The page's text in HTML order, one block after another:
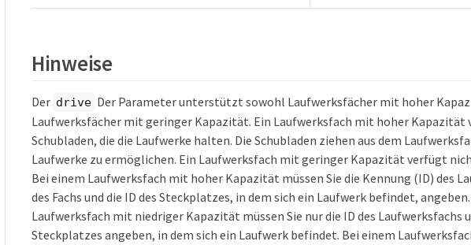
Hinweise
Der drive Der Parameter unterstützt sowohl Laufwerksfächer mit hoher
Laufwerksfächer mit geringer Kapazität. Ein Laufwerksfach mit hoher Kapazität
Schubladen, die die Laufwerke halten. Die Schubladen ziehen aus dem
Laufwerke zu ermöglichen. Ein Laufwerksfach mit geringer Kapazität verfügt
Bei einem Laufwerksfach mit hoher Kapazität müssen Sie die Kennung (ID) des
des Fachs und die ID des Steckplatzes, in dem sich ein Laufwerk befindet,
Laufwerksfach mit niedriger Kapazität müssen Sie nur die ID des Laufwerksfachs
Steckplatzes angeben, in dem sich ein Laufwerk befindet. Bei einem